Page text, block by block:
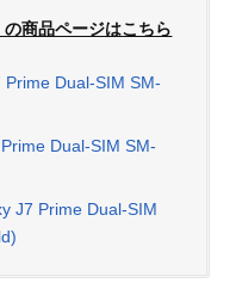
商品ページはこちら
Dual-SIM SM-
Dual-SIM SM-
J7 Prime Dual-SIM